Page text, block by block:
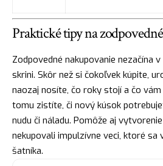
Praktické tipy na
Zodpovedné nakupovanie nezačína
skrini. Skôr než si čokoľvek kúpite,
naozaj nosíte, čo roky stojí a čo
tomu zistíte, či nový kúsok
nudu či náladu. Pomôže aj
nekupovali impulzívne veci, ktoré sa
šatníka.